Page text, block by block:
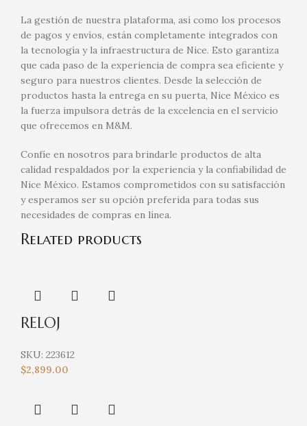
La gestión de nuestra plataforma, así como los procesos
de pagos y envíos, están completamente integrados con
la tecnología y la infraestructura de Nice. Esto garantiza
que cada paso de la experiencia de compra sea eficiente y
seguro para nuestros clientes. Desde la selección de
productos hasta la entrega en su puerta, Nice México es
la fuerza impulsora detrás de la excelencia en el servicio
que ofrecemos en M&M.
Confíe en nosotros para brindarle productos de alta
calidad respaldados por la experiencia y la confiabilidad de
Nice México. Estamos comprometidos con su satisfacción
y esperamos ser su opción preferida para todas sus
necesidades de compras en línea.
Related products
RELOJ
SKU: 223612
$2,899.00